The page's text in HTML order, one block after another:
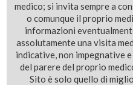
medico; si invita sempre a
o comunque il proprio
informazioni
assolutamente una visita
indicative, non impegnative
del parere del proprio
Sito è solo quello di